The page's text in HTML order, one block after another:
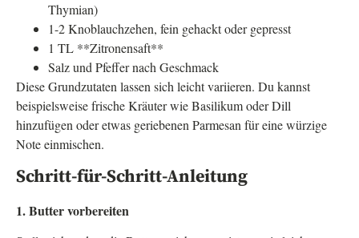
Thymian)
1-2 Knoblauchzehen, fein gehackt oder gepresst
1 TL **Zitronensaft**
Salz und Pfeffer nach Geschmack
Diese Grundzutaten lassen sich leicht variieren. Du kannst
beispielsweise frische Kräuter wie Basilikum oder Dill
hinzufügen oder etwas geriebenen Parmesan für eine würzige
Note einmischen.
Schritt-für-Schritt-Anleitung
1. Butter vorbereiten